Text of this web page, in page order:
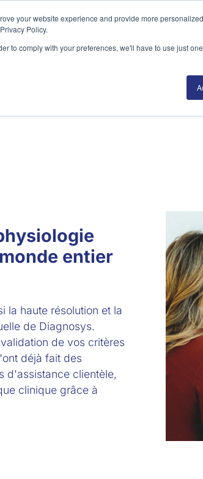
your website experience and provide more
Policy.
to comply with your preferences, we'll have to use just
entier
la haute résolution et la
de Diagnosys.
de vos critères
déjà fait des
d'assistance clientèle,
clinique grâce à